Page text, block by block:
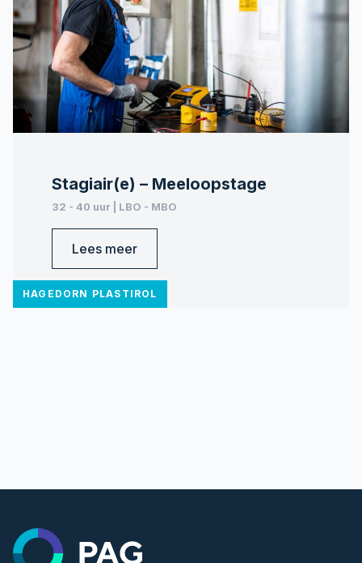
HAGEDORN PLASTIROL
Stagiair(e) – Meeloopstage
32 - 40 uur | LBO - MBO
Lees meer